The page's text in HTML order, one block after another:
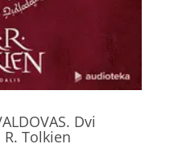
Dvi
R. Tolkien